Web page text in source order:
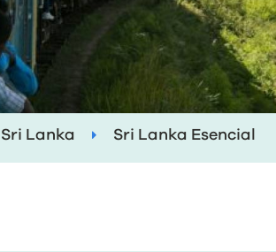
Sri Lanka Sri Lanka Esencial